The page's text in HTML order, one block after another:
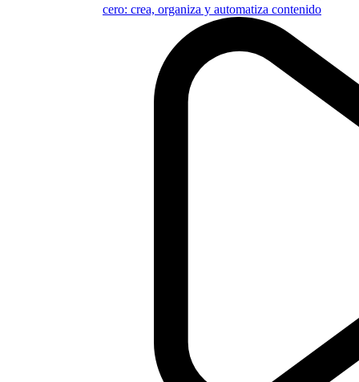
cero: crea, organiza y automatiza contenido